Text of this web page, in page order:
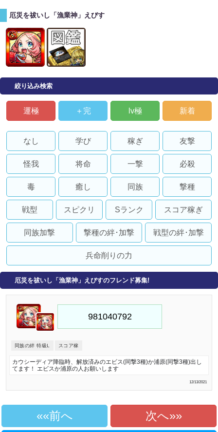
厄災を祓いし「漁業神」えびす
絞り込み検索
運極 ＋完 lv極 新着
なし 学び 稼ぎ 友撃
怪我 将命 一撃 必殺
毒 癒し 同族 撃種
戦型 スピクリ Sランク スコア稼ぎ
同族加撃 撃種の絆･加撃 戦型の絆･加撃
兵命削りの力
厄災を祓いし「漁業神」えびすのフレンド募集!
同族の絆 特級L スコア稼
カウシーディア降臨時、解放済みのエビス(同撃3種)か浦原(同撃3種)出し
てます！ エビスか浦原の人お願いします
12/13/2021
«前へ 次へ»